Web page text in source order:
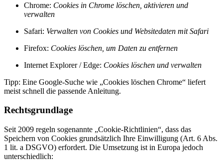
Chrome: Cookies in Chrome löschen, aktivieren und
verwalten
Safari: Verwalten von Cookies und Websitedaten mit Safari
Firefox: Cookies löschen, um Daten zu entfernen
Internet Explorer / Edge: Cookies löschen und verwalten
Tipp: Eine Google-Suche wie „Cookies löschen Chrome“ liefert
meist schnell die passende Anleitung.
Rechtsgrundlage
Seit 2009 regeln sogenannte „Cookie-Richtlinien“, dass das
Speichern von Cookies grundsätzlich Ihre Einwilligung (Art. 6 Abs.
1 lit. a DSGVO) erfordert. Die Umsetzung ist in Europa jedoch
unterschiedlich: